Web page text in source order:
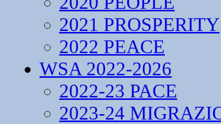
2021 PROSPERITY
2022 PEACE
WSA 2022-2026
2022-23 PACE
2023-24